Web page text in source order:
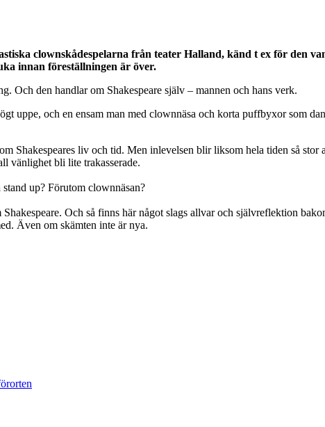
clownskådespelarna från teater Halland, känd t ex för den
innan föreställningen är över.
Och den handlar om Shakespeare själv – mannen och hans verk.
uppe, och en ensam man med clownnäsa och korta puffbyxor som
Shakespeares liv och tid. Men inlevelsen blir liksom hela tiden så
vänlighet bli lite trakasserade.
up? Förutom clownnäsan?
Och så finns här något slags allvar och självreflektion
Även om skämten inte är nya.